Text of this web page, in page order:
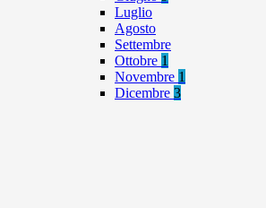
Luglio
Agosto
Settembre
Ottobre 1
Novembre 1
Dicembre 3